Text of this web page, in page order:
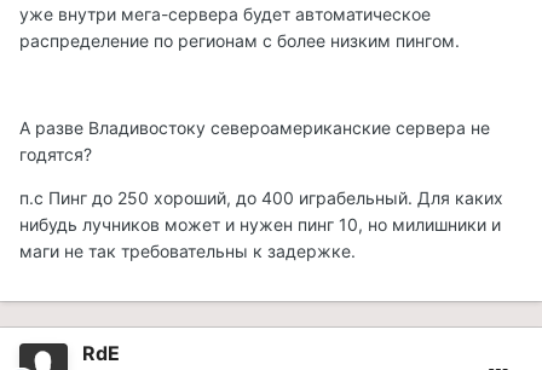
уже внутри мега-сервера будет автоматическое
распределение по регионам с более низким пингом.
А разве Владивостоку североамериканские сервера не
годятся?
п.с Пинг до 250 хороший, до 400 играбельный. Для каких
нибудь лучников может и нужен пинг 10, но милишники и
маги не так требовательны к задержке.
RdE